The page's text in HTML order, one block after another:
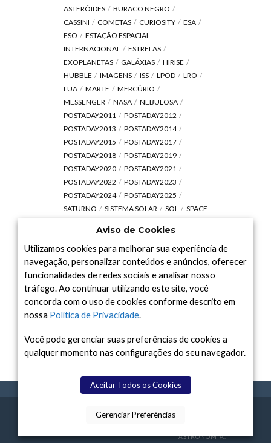
ASTERÓIDES
BURACO NEGRO
CASSINI
COMETAS CURIOSITY
ESA
ESO
ESTAÇÃO ESPACIAL
INTERNACIONAL
ESTRELAS
EXOPLANETAS
GALÁXIAS
HIRISE
HUBBLE
IMAGENS ISS LPOD
LRO
LUA
MARTE
MERCÚRIO
MESSENGER
NASA
NEBULOSA
POSTADAY2011
POSTADAY2012
POSTADAY2013
POSTADAY2014
POSTADAY2015
POSTADAY2017
POSTADAY2018
POSTADAY2019
POSTADAY2020
POSTADAY2021
POSTADAY2022
POSTADAY2023
POSTADAY2024
POSTADAY2025
SATURNO
SISTEMA SOLAR SOL
SPACE
UNIVERSO
VÍDEO
Arquivo
Arquivo
TERMOS CONTATO SPACE TODAY
ASTRONOMIA.
Aviso de Cookies
Utilizamos cookies para melhorar sua experiência de
navegação, personalizar conteúdos e anúncios, oferecer
funcionalidades de redes sociais e analisar nosso
tráfego. Ao continuar utilizando este site, você
concorda com o uso de cookies conforme descrito em
nossa Política de Privacidade.
Você pode gerenciar suas preferências de cookies a
qualquer momento nas configurações do seu navegador.
Aceitar Todos os Cookies
Gerenciar Preferências